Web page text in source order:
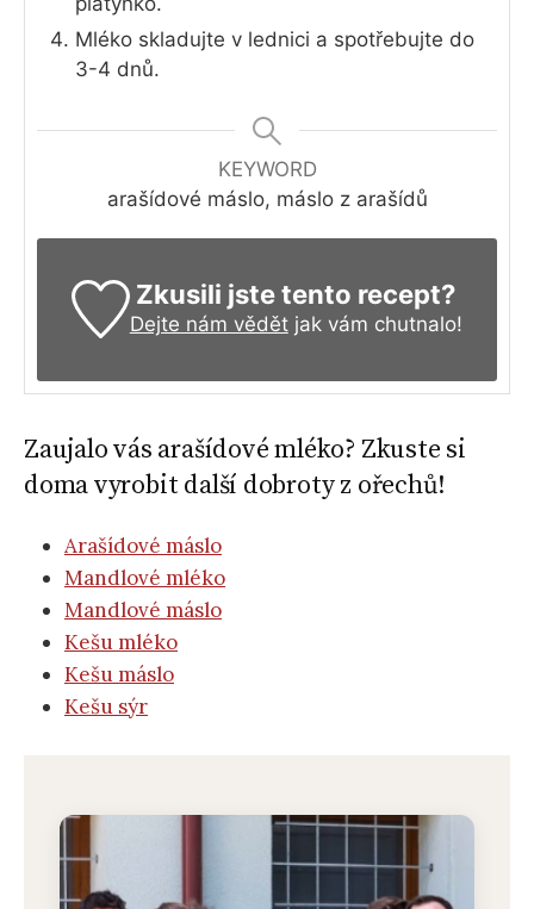
Mléko skladujte v lednici a spotřebujte do
3-4 dnů.
KEYWORD
arašídové máslo, máslo z arašídů
Zkusili jste tento recept?
Dejte nám vědětjak vám chutnalo!
Zaujalo vás arašídové mléko? Zkuste si
doma vyrobit další dobroty z ořechů!
Arašídové máslo
Mandlové mléko
Mandlové máslo
Kešu mléko
Kešu máslo
Kešu sýr